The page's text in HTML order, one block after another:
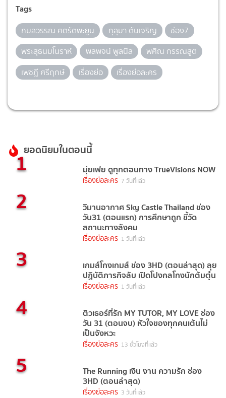
Tags
กมลวรรณ ศตรัตพะยูน กุสุมา ตันเจริญ
ช่อง7
พระสุธนมโนราห์
พลพจน์ พูลนิล
พศิณ กรรณสูต
เพชฎี ศรีฤกษ์
เรื่องย่อ เรื่องย่อละคร
ยอดนิยมในตอนนี้
1 มุ่ยเฟย ดูทุกตอนทาง TrueVisions NOW
เรื่องย่อละคร 7 วันที่แล้ว
2 วิมานอากาศ Sky Castle Thailand ช่อง
วัน31 (ตอนแรก) การศึกษาถูก ชี้วัด
สถานะทางสังคม
เรื่องย่อละคร 1 วันที่แล้ว
3 เกมส์โกงเกมส์ ช่อง 3HD (ตอนล่าสุด) ลุย
ปฏิบัติภารกิจลับ เปิดโปงกลโกงนักต้มตุ๋น
เรื่องย่อละคร 1 วันที่แล้ว
4 ติวเธอร์ที่รัก MY TUTOR, MY LOVE ช่อง
วัน 31 (ตอนจบ) หัวใจของทุกคนเต้นไม่
เป็นจังหวะ
เรื่องย่อละคร 13 ชั่วโมงที่แล้ว
5 The Running เงิน งาน ความรัก ช่อง
3HD (ตอนล่าสุด)
เรื่องย่อละคร 3 วันที่แล้ว